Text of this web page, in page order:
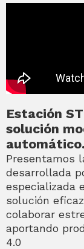
Estación
solución
automático.
Presentamos
desarrollada
especializada
solución
colaborar
aportando
4.0